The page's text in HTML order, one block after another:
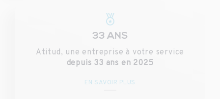
33 ANS
Atitud, une entreprise à votre service
depuis 33 ans en 2025
EN SAVOIR PLUS